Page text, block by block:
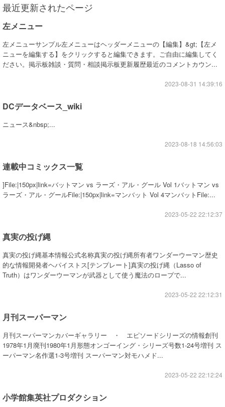
最近更新されたページ
左メニュー
左メニューサンプル左メニューはヘッダーメニューの【編集】&gt;【左メ
ニューを編集する】をクリックすると編集できます。ご自由に編集してく
ださい。掲示板雑談・質問・相談掲示板更新履歴最近のコメントカウン...
2023-08-31 14:39:16
DCデータベース_wiki
ニュース&nbsp;...
2023-08-18 14:56:03
連載中コミックス一覧
]File:|150px|link=バットマン vs ラーズ・アル・グール Vol 1バットマン vs
ラーズ・アル・グールFile:|150px|link=マンバット Vol 4マンバットFile:...
2023-05-22 22:12:37
真実の投げ縄
真実の投げ縄基本情報公式名称真実の投げ縄所有者ワンダーウーマン歴史
的な情報開発者ヘパイストス[テンプレート]真実の投げ縄（Lasso of
Truth）はワンダーウーマンが武器として使う魔法のロープで...
2023-05-22 22:12:31
月刊スーパーマン
月刊スーパーマンカバーギャラリー ・ エピソードシリーズの情報創刊
1978年1月廃刊1980年1月形態オンゴーイング・シリーズ号数1-24号増刊 ス
ーパーマン名作選1-3号増刊 スーパーマン対モハメド...
2023-05-22 22:12:24
小学館集英社プロダクション